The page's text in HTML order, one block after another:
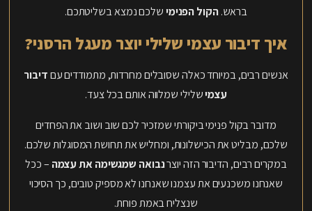
בראש.הקול הפנימישלכם נמצא בשליטתכם.
איך דיבור עצמי שלילי יוצר מעגל הרסני?
אנשים רבים, במיוחד כאלה שסובלים מחרדות, מתמודדים עםדיבור
עצמישלילי שמלווה אותם בכל צעד.
מדובר בקול פנימי ביקורתי שמזכיר לכם שוב ושוב את הפחדים
שלכם, מבליט את הכישלונות, ומחליש את תחושת המסוגלות שלכם.
במקרים רבים, הדיבור הזה יוצרנבואה שמגשימה את עצמה – ככל
שאנחנו משכנעים את עצמנו שאנחנו לא מספיק טובים, כך הסיכוי
שנצליח באמת פוחת.